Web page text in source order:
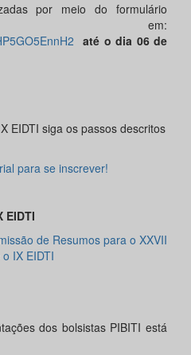
por meio do formulário
em:
até o dia 06 de
EIDTI siga os passos descritos
para se inscrever!
EIDTI
de Resumos para o XXVII
o IX EIDTI
dos bolsistas PIBITI está